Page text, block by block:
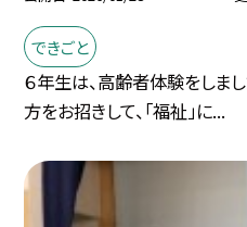
できごと
６年生は、高齢者体験をしま
方をお招きして、「福祉」に...